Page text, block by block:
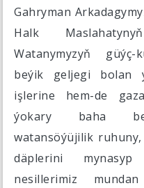
Gahryman
Halk
Watanymyzyň güýç-
beýik geljegi bolan
işlerine hem-de
ýokary baha
watansöýüjilik
däplerini
nesillerimiz